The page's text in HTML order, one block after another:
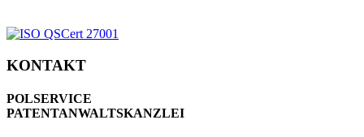
KONTAKT
POLSERVICE
PATENTANWALTSKANZLEI